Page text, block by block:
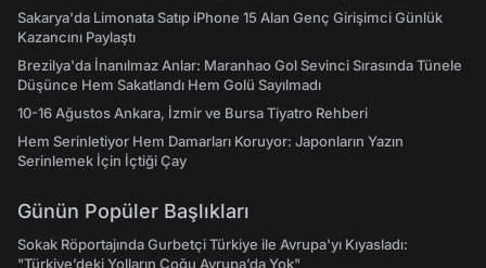
Sakarya'da Limonata Satıp iPhone 15 Alan Genç Girişimci Günlük
Kazancını Paylaştı
Brezilya'da İnanılmaz Anlar: Maranhao Gol Sevinci Sırasında Tünele
Düşünce Hem Sakatlandı Hem Golü Sayılmadı
10-16 Ağustos Ankara, İzmir ve Bursa Tiyatro Rehberi
Hem Serinletiyor Hem Damarları Koruyor: Japonların Yazın
Serinlemek İçin İçtiği Çay
Günün Popüler Başlıkları
Sokak Röportajında Gurbetçi Türkiye ile Avrupa'yı Kıyasladı:
"Türkiye’deki Yolların Çoğu Avrupa’da Yok"